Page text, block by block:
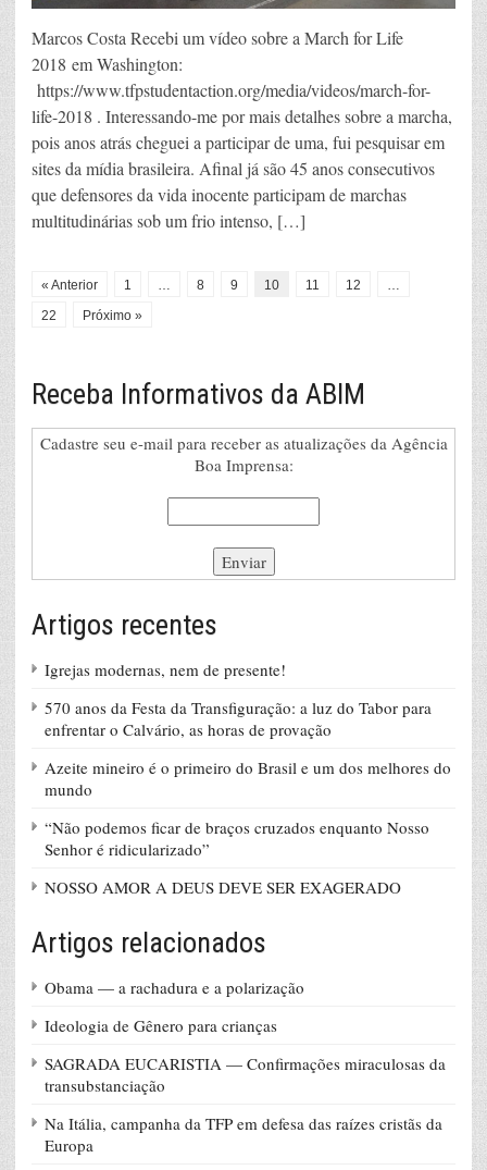
Marcos Costa Recebi um vídeo sobre a March for Life
2018 em Washington:
https://www.tfpstudentaction.org/media/videos/march-for-
life-2018 . Interessando-me por mais detalhes sobre a marcha,
pois anos atrás cheguei a participar de uma, fui pesquisar em
sites da mídia brasileira. Afinal já são 45 anos consecutivos
que defensores da vida inocente participam de marchas
multitudinárias sob um frio intenso, […]
« Anterior 1 … 8 9 10 11 12
…
22
Próximo »
Receba Informativos da ABIM
Cadastre seu e-mail para receber as atualizações da Agência
Boa Imprensa:
Artigos recentes
Igrejas modernas, nem de presente!
570 anos da Festa da Transfiguração: a luz do Tabor para
enfrentar o Calvário, as horas de provação
Azeite mineiro é o primeiro do Brasil e um dos melhores do
mundo
“Não podemos ficar de braços cruzados enquanto Nosso
Senhor é ridicularizado”
NOSSO AMOR A DEUS DEVE SER EXAGERADO
Artigos relacionados
Obama — a rachadura e a polarização
Ideologia de Gênero para crianças
SAGRADA EUCARISTIA — Confirmações miraculosas da
transubstanciação
Na Itália, campanha da TFP em defesa das raízes cristãs da
Europa